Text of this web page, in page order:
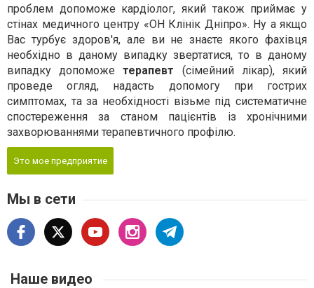
проблем допоможе кардіолог, який також приймає у
стінах медичного центру «ОН Клінік Дніпро». Ну а якщо
Вас турбує здоров'я, але ви не знаєте якого фахівця
необхідно в даному випадку звертатися, то в даному
випадку допоможетерапевт (сімейний лікар), який
проведе огляд, надасть допомогу при гострих
симптомах, та за необхідності візьме під систематичне
спостереження за станом пацієнтів із хронічними
захворюваннями терапевтичного профілю.
Это мое предприятие
Мы в сети
Наше видео